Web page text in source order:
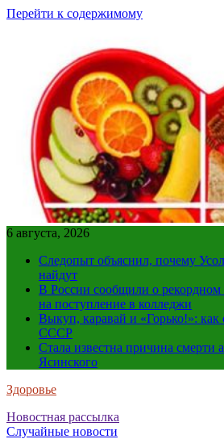
Перейти к содержимому
6 августа, 2026
Следопыт объяснил, почему
найдут
В России сообщили о рекордном
на поступление в колледжи
Выкуп, каравай и «Горько!»: как
СССР
Стала известна причина смерти
Ясинского
Здоровье
Новостная рассылка
Случайные новости